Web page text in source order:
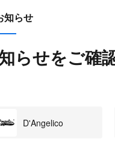
知らせ
らせをご確
D'Angelico